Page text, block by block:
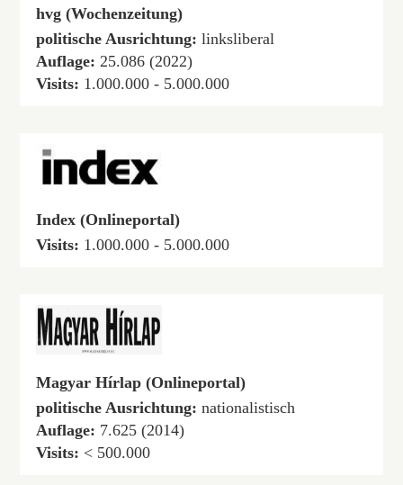
hvg (Wochenzeitung)
politische Ausrichtung: linksliberal
Auflage: 25.086 (2022)
Visits: 1.000.000 - 5.000.000
Index (Onlineportal)
Visits: 1.000.000 - 5.000.000
Magyar Hírlap (Onlineportal)
politische Ausrichtung: nationalistisch
Auflage: 7.625 (2014)
Visits: < 500.000